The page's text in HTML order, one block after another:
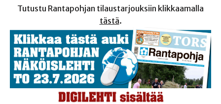
Tutustu Rantapohjan tilaustarjouksiin klikkaamalla
tästä.